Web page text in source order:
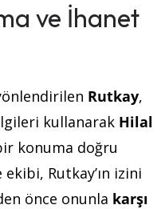
ve İhanet
Rutkay,
kullanarak Hilal
konuma doğru
ekibi, Rutkay’ın izini
önce onunla karşı